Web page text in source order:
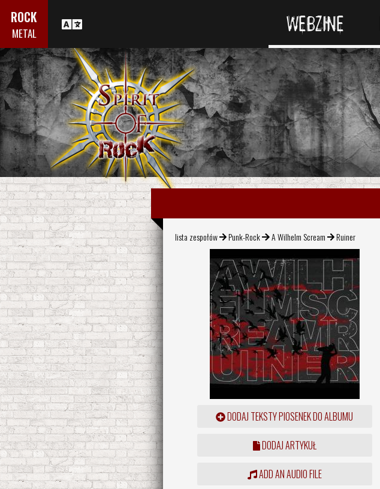
ROCK
METAL WEBZINE
lista zespołów Punk-Rock A Wilhelm Scream Ruiner
DODAJ TEKSTY PIOSENEK DO ALBUMU
DODAJ ARTYKUŁ
ADD AN AUDIO FILE